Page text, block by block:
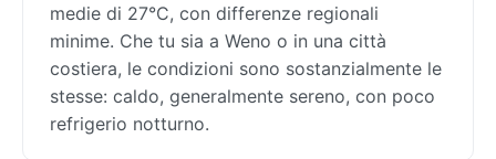
medie di 27°C, con differenze regionali
minime. Che tu sia a Weno o in una città
costiera, le condizioni sono sostanzialmente le
stesse: caldo, generalmente sereno, con poco
refrigerio notturno.